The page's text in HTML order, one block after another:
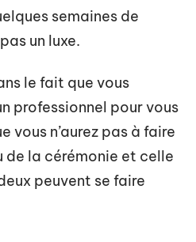
semaines de
un luxe.
le fait que vous
professionnel pour vous
vous n’aurez pas à faire
de la cérémonie et celle
peuvent se faire